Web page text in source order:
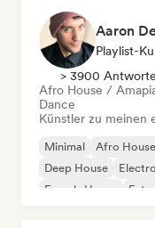
Playlist-
> 3900
Afro House /
Dance
Künstler zu meinen
Minimal Afro
Deep House
French-House